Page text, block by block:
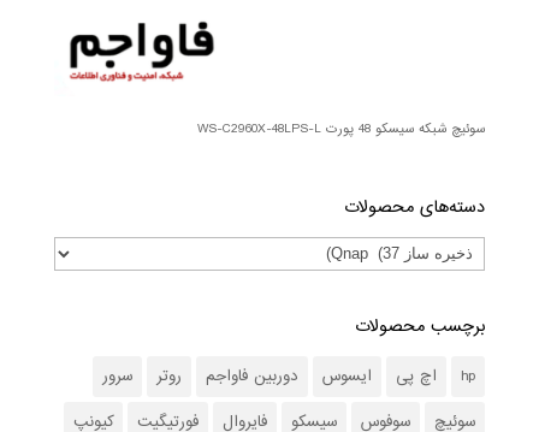
سوئیچ شبکه سیسکو 48 پورت WS-C2960X-48LPS-L
دسته‌های محصولات
برچسب محصولات
hp اچ پی ایسوس دوربین فاواجم روتر
سرور
سوئیچ
سوفوس سیسکو فایروال فورتیگیت کیونپ